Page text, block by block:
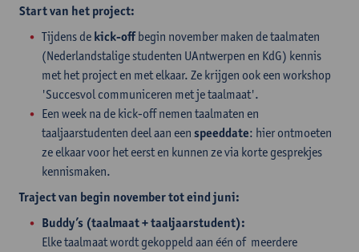
Start van het project:
Tijdens de kick-offbegin november maken de taalmaten
(Nederlandstalige studenten UAntwerpen en KdG) kennis
met het project en met elkaar. Ze krijgen ook een workshop
'Succesvol communiceren met je taalmaat'.
Een week na de kick-off nemen taalmaten en
taaljaarstudenten deel aan een speeddate: hier ontmoeten
ze elkaar voor het eerst en kunnen ze via korte gesprekjes
kennismaken.
Traject van begin november tot eind juni:
Buddy’s (taalmaat + taaljaarstudent):
Elke taalmaat wordt gekoppeld aan één of meerdere